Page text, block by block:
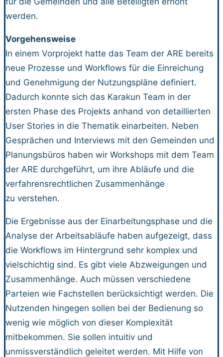
werden.
Vorgehensweise
In einem Vorprojekt hatte das Team der ARE bereits
neue Prozesse und Workflows für die Einreichung
und Genehmigung der Nutzungspläne definiert.
Dadurch konnte sich das Karakun Team in der
ersten Phase des Projekts anhand von detaillierten
User Stories in die Thematik einarbeiten. Neben
Gesprächen und Interviews mit den Gemeinden und
Planungsbüros haben wir Workshops mit dem Team
der ARE durchgeführt, um ihre Abläufe und die
verfahrensrechtlichen Zusammenhänge
zu verstehen.
Die Ergebnisse aus der Einarbeitungsphase und die
Analyse der Arbeitsabläufe haben aufgezeigt, dass
die Workflows im Hintergrund sehr komplex und
vielschichtig sind. Es gibt viele Abzweigungen und
Zusammenhänge. Auch müssen verschiedene
Parteien wie Fachstellen berücksichtigt werden. Die
Nutzenden hingegen sollen bei der Bedienung so
wenig wie möglich von dieser Komplexität
mitbekommen. Sie sollen intuitiv und
unmissverständlich geleitet werden. Mit Hilfe von